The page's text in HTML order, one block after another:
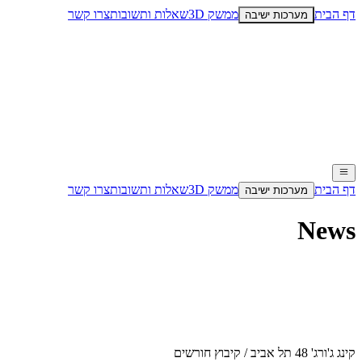
דף הבית מערכות ישיבה ממשק 3D שאלות ותשובותצרו קשר
דף הבית מערכות ישיבה ממשק 3D שאלות ותשובותצרו קשר
News
קינג ג'ורג' 48 תל אביב / קיבוץ חורשים